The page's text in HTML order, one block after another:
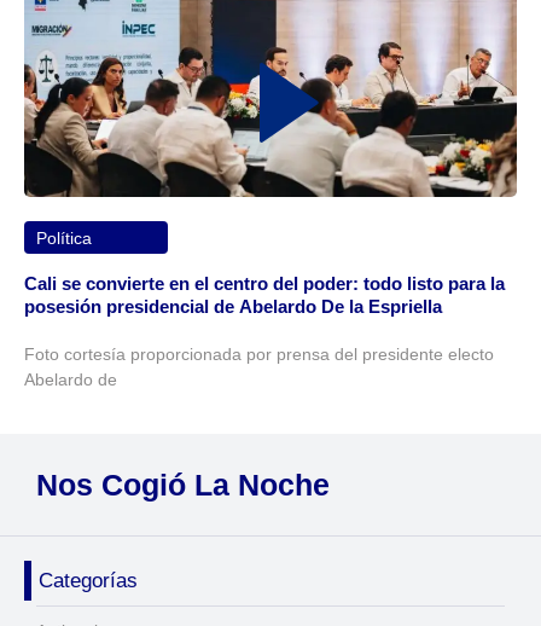
Política
Cali se convierte en el centro del poder: todo listo para la
posesión presidencial de Abelardo De la Espriella
Foto cortesía proporcionada por prensa del presidente electo
Abelardo de
Nos Cogió La Noche
Categorías